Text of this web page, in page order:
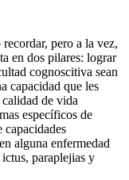
pero a la vez,
en dos pilares: lograr
cognoscitiva sean
capacidad que les
de vida
específicos de
capacidades
alguna enfermedad
ictus, paraplejias y